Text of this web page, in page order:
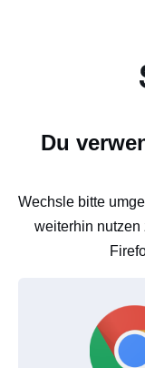
Du
Wechsle bitte
weiterhin nutzen